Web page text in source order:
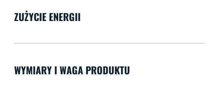
ZUŻYCIE ENERGII
WYMIARY I WAGA PRODUKTU